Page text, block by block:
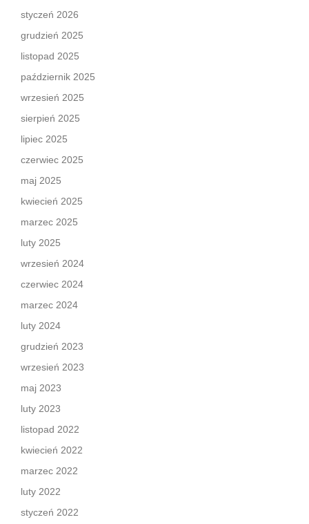
styczeń 2026
grudzień 2025
listopad 2025
październik 2025
wrzesień 2025
sierpień 2025
lipiec 2025
czerwiec 2025
maj 2025
kwiecień 2025
marzec 2025
luty 2025
wrzesień 2024
czerwiec 2024
marzec 2024
luty 2024
grudzień 2023
wrzesień 2023
maj 2023
luty 2023
listopad 2022
kwiecień 2022
marzec 2022
luty 2022
styczeń 2022